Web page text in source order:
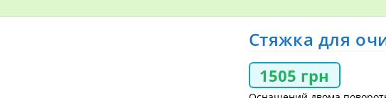
Стяжка для
1505 грн